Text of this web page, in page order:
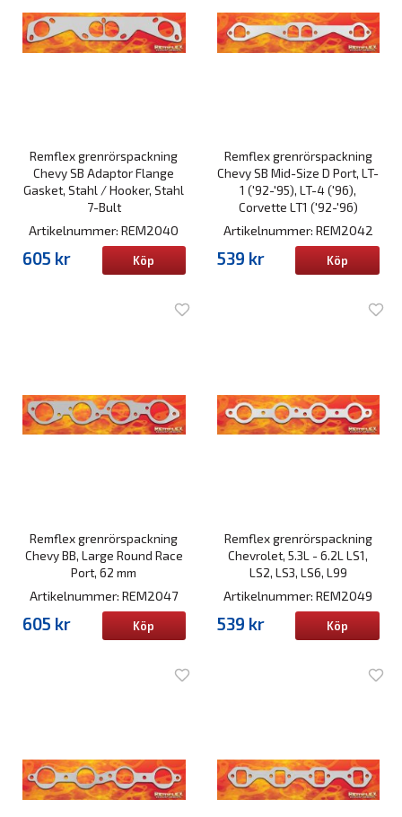
Remflex grenrörspackning
Chevy SB Adaptor Flange
Gasket, Stahl / Hooker, Stahl
7-Bult
Artikelnummer: REM2040
605 kr Köp
Remflex grenrörspackning
Chevy SB Mid-Size D Port, LT-
1 ('92-'95), LT-4 ('96),
Corvette LT1 ('92-'96)
Artikelnummer: REM2042
539 kr Köp
Remflex grenrörspackning
Chevy BB, Large Round Race
Port, 62 mm
Artikelnummer: REM2047
605 kr Köp
Remflex grenrörspackning
Chevrolet, 5.3L - 6.2L LS1,
LS2, LS3, LS6, L99
Artikelnummer: REM2049
539 kr Köp